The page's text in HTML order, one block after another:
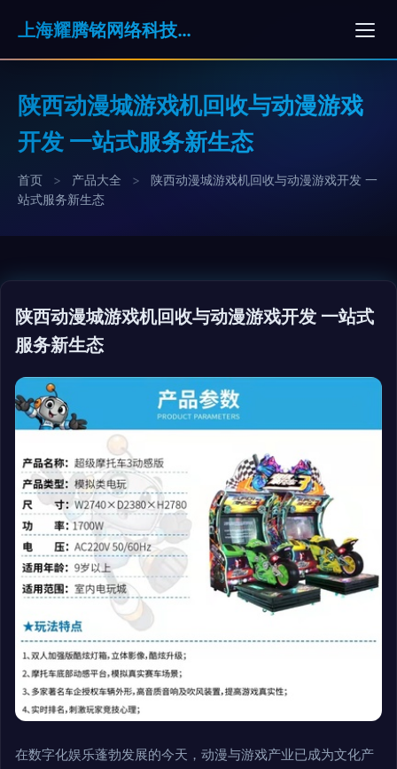
上海耀腾铭网络科技有限公司
陕西动漫城游戏机回收与动漫游戏
开发 一站式服务新生态
首页 > 产品大全 >
陕西动漫城游戏机回收与动漫游戏开发 一
站式服务新生态
陕西动漫城游戏机回收与动漫游戏开发 一站式
服务新生态
在数字化娱乐蓬勃发展的今天，动漫与游戏产业已成为文化产